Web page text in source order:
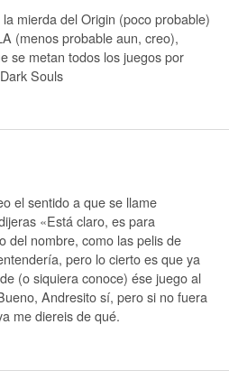
mierda del Origin (poco probable)
(menos probable aun, creo),
se metan todos los juegos por
Souls
el sentido a que se llame
«Está claro, es para
del nombre, como las pelis de
pero lo cierto es que ya
(o siquiera conoce) ése juego al
Andresito sí, pero si no fuera
me diereis de qué.